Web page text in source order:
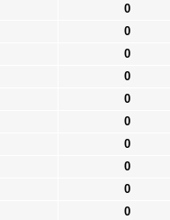
0
0
0
0
0
0
0
0
0
0